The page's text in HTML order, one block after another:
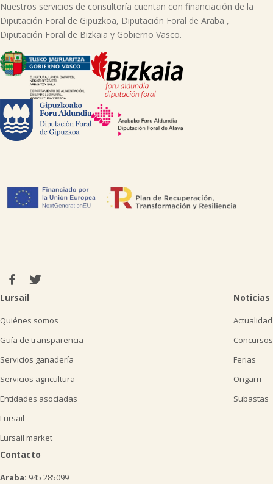
Nuestros servicios de consultoría cuentan con financiación de la
Diputación Foral de Gipuzkoa, Diputación Foral de Araba ,
Diputación Foral de Bizkaia y Gobierno Vasco.
Lursail
Quiénes somos
Guía de transparencia
Servicios ganadería
Servicios agricultura
Entidades asociadas
Lursail
Lursail market
Noticias
Actualidad
Concursos
Ferias
Ongarri
Subastas
Contacto
Araba: 945 285099